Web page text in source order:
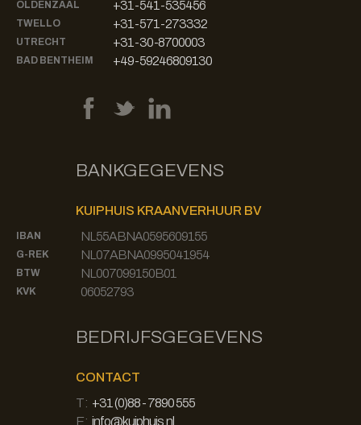
OLDENZAAL +31-541-535456
TWELLO +31-571-273332
UTRECHT +31-30-8700003
BAD BENTHEIM +49-59246809130
BANKGEGEVENS
KUIPHUIS KRAANVERHUUR BV
IBAN NL55ABNA0595609155
G-REK NL07ABNA0995041954
BTW NL007099150B01
KVK 06052793
BEDRIJFSGEGEVENS
CONTACT
T: +31 (0)88 - 7890 555
E: info@kuiphuis.nl